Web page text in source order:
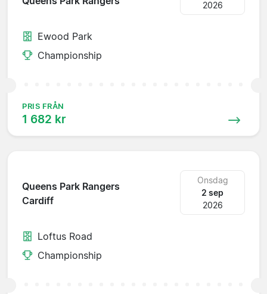
2026
Ewood Park
Championship
PRIS FRÅN
1 682 kr
Queens Park Rangers
Cardiff
Onsdag
2 sep
2026
Loftus Road
Championship